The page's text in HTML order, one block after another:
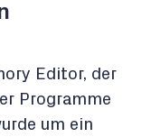
Editor, der
Programme
um ein